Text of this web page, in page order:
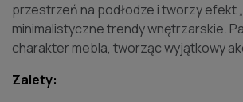
przestrzeń na podłodze i tworzy efekt
minimalistyczne trendy wnętrzarskie.
charakter mebla, tworząc wyjątkowy
Zalety: